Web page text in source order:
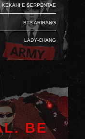
Kekahi e Serpentae
BTS Arirang
Lady-Chang
BE